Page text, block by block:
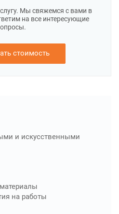
Мы свяжемся с вами в
на все интересующие
стоимость
и искусственными
на работы